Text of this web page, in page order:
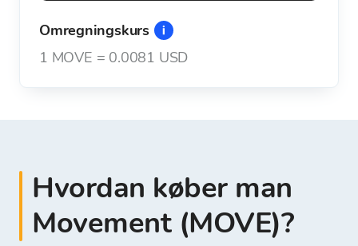
Omregningskurs
1 MOVE = 0.0081 USD
Hvordan køber man
Movement (MOVE)?